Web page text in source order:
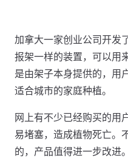
加拿大一家创业公司开发
报架一样的装置，可以用
是由架子本身提供的，用
适合城市的家庭种植。
网上有不少已经购买的用
易堵塞，造成植物死亡。
的，产品值得进一步改进。